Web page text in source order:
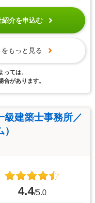
介を申込む
もっと見る
ては、
があります。
級建築士事務所／
4.4/5.0